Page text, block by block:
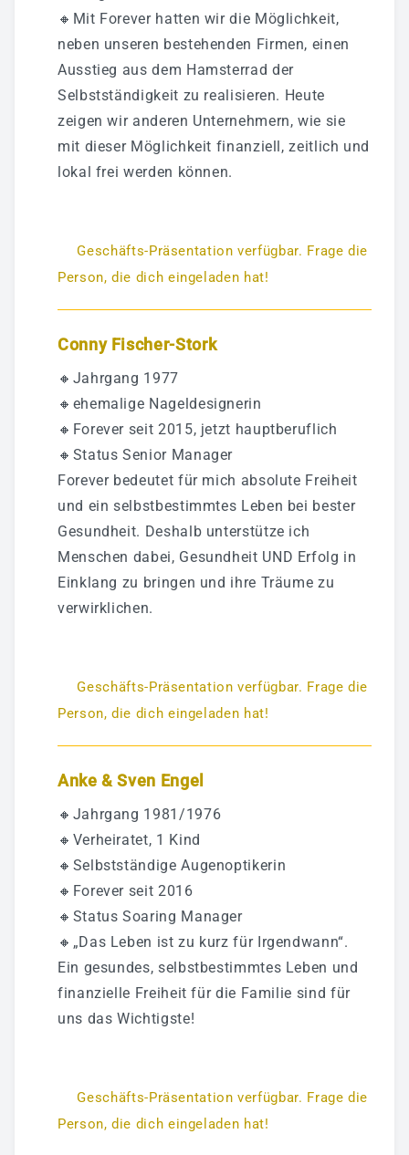
🔸Mit Forever hatten wir die Möglichkeit,
neben unseren bestehenden Firmen, einen
Ausstieg aus dem Hamsterrad der
Selbstständigkeit zu realisieren. Heute
zeigen wir anderen Unternehmern, wie sie
mit dieser Möglichkeit finanziell, zeitlich und
lokal frei werden können.
Geschäfts-Präsentation verfügbar. Frage die
Person, die dich eingeladen hat!
Conny Fischer-Stork
🔸Jahrgang 1977
🔸ehemalige Nageldesignerin
🔸Forever seit 2015, jetzt hauptberuflich
🔸Status Senior Manager
Forever bedeutet für mich absolute Freiheit
und ein selbstbestimmtes Leben bei bester
Gesundheit. Deshalb unterstütze ich
Menschen dabei, Gesundheit UND Erfolg in
Einklang zu bringen und ihre Träume zu
verwirklichen.
Geschäfts-Präsentation verfügbar. Frage die
Person, die dich eingeladen hat!
Anke & Sven Engel
🔸Jahrgang 1981/1976
🔸Verheiratet, 1 Kind
🔸Selbstständige Augenoptikerin
🔸Forever seit 2016
🔸Status Soaring Manager
🔸„Das Leben ist zu kurz für Irgendwann“.
Ein gesundes, selbstbestimmtes Leben und
finanzielle Freiheit für die Familie sind für
uns das Wichtigste!
Geschäfts-Präsentation verfügbar. Frage die
Person, die dich eingeladen hat!